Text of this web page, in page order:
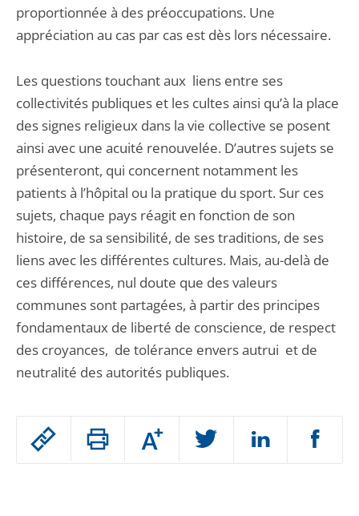
Passer
Augmenter
ou
proportionnée à des préoccupations. Une
appréciation au cas par cas est dès lors nécessaire.
Les questions touchant aux liens entre ses
collectivités publiques et les cultes ainsi qu’à la place
des signes religieux dans la vie collective se posent
ainsi avec une acuité renouvelée. D’autres sujets se
présenteront, qui concernent notamment les
patients à l’hôpital ou la pratique du sport. Sur ces
sujets, chaque pays réagit en fonction de son
histoire, de sa sensibilité, de ses traditions, de ses
liens avec les différentes cultures. Mais, au-delà de
ces différences, nul doute que des valeurs
communes sont partagées, à partir des principes
fondamentaux de liberté de conscience, de respect
des croyances, de tolérance envers autrui et de
neutralité des autorités publiques.